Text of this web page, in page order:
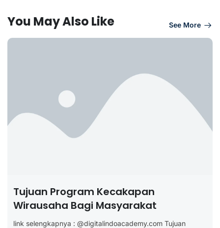
You May Also Like See More
Tujuan Program Kecakapan
Wirausaha Bagi Masyarakat
link selengkapnya : @digitalindoacademy.com Tujuan